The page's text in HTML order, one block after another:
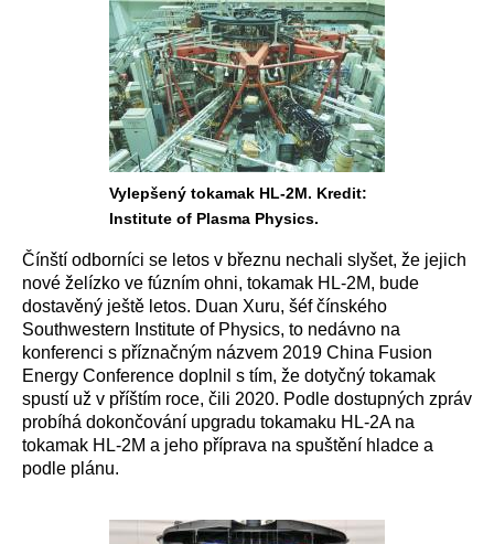
Vylepšený tokamak HL-2M. Kredit:
Institute of Plasma Physics.
Čínští odborníci se letos v březnu nechali slyšet, že jejich
nové želízko ve fúzním ohni, tokamak HL-2M, bude
dostavěný ještě letos. Duan Xuru, šéf čínského
Southwestern Institute of Physics, to nedávno na
konferenci s příznačným názvem 2019 China Fusion
Energy Conference doplnil s tím, že dotyčný tokamak
spustí už v příštím roce, čili 2020. Podle dostupných zpráv
probíhá dokončování upgradu tokamaku HL-2A na
tokamak HL-2M a jeho příprava na spuštění hladce a
podle plánu.